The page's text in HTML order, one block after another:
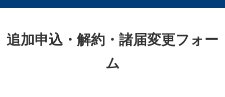
追加申込・解約・諸届変更フォー
ム